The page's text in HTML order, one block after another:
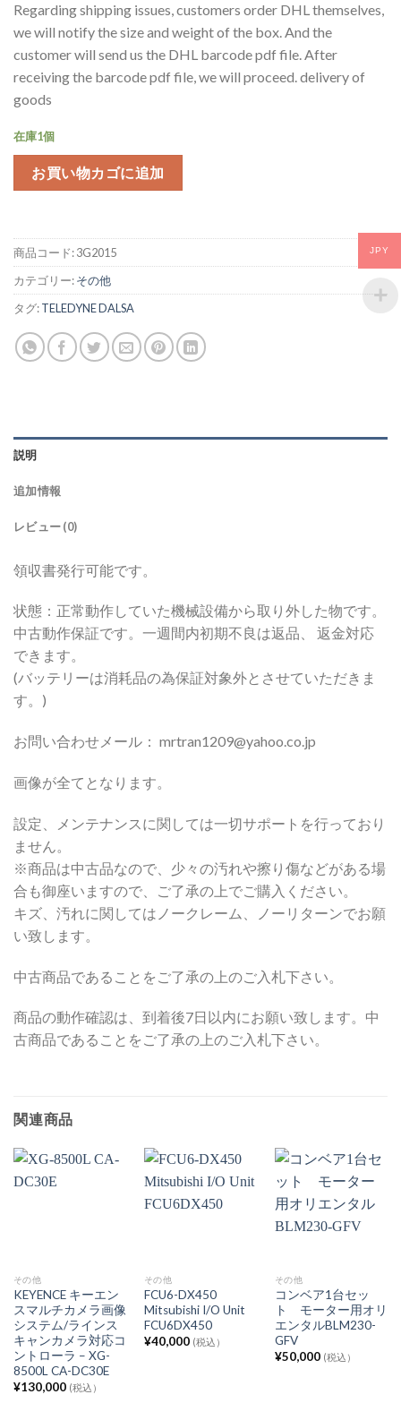
Regarding shipping issues, customers order DHL themselves,
we will notify the size and weight of the box. And the
customer will send us the DHL barcode pdf file. After
receiving the barcode pdf file, we will proceed. delivery of
goods
在庫1個
お買い物カゴに追加
商品コード:3G2015
カテゴリー:その他
タグ:TELEDYNE DALSA
説明
追加情報
レビュー (0)
領収書発行可能です。
状態：正常動作していた機械設備から取り外した物です。
中古動作保証です。一週間内初期不良は返品、 返金対応
できます。
(バッテリーは消耗品の為保証対象外とさせていただきま
す。)
お問い合わせメール： mrtran1209@yahoo.co.jp
画像が全てとなります。
設定、メンテナンスに関しては一切サポートを行っており
ません。
※商品は中古品なので、少々の汚れや擦り傷などがある場
合も御座いますので、ご了承の上でご購入ください。
キズ、汚れに関してはノークレーム、ノーリターンでお願
い致します。
中古商品であることをご了承の上のご入札下さい。
商品の動作確認は、到着後7日以内にお願い致します。中
古商品であることをご了承の上のご入札下さい。
関連商品
その他
KEYENCE キーエン
スマルチカメラ画像
システム/ラインス
キャンカメラ対応コ
ントローラ – XG-
8500L CA-DC30E
¥130,000 (税込）
その他
FCU6-DX450
Mitsubishi I/O Unit
FCU6DX450
¥40,000 (税込）
その他
コンベア1台セッ
ト モーター用オリ
エンタルBLM230-
GFV
¥50,000 (税込）
JPY